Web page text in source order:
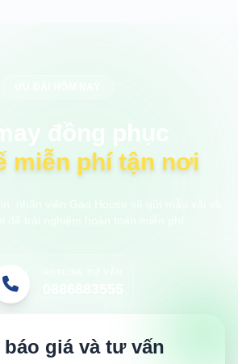
miễn phí tận nơi
báo giá và tư vấn